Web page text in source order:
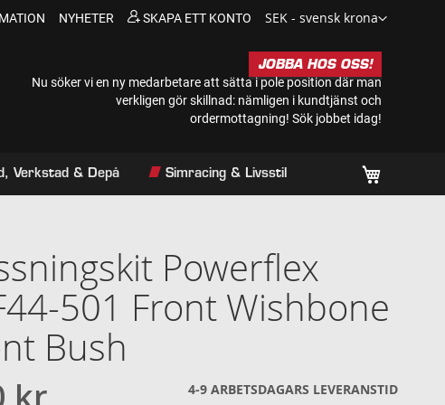
Valuta
SEK - svensk krona
NYHETER SKAPA ETT KONTO
JOBBA HOS OSS!
Nu söker vi en ny medarbetare att sätta i pole position där man
verkligen gör skillnad: nämligen i kundtjänst och
ordermottagning! Sök jobbet idag!
Verkstad & Depå Simracing & Livsstil
Powerflex
501 Front Wishbone
Bush
4-9 ARBETSDAGARS LEVERANSTID